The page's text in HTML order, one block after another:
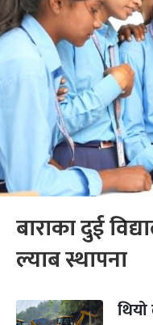
बाराका दुई
ल्याब स्थापना